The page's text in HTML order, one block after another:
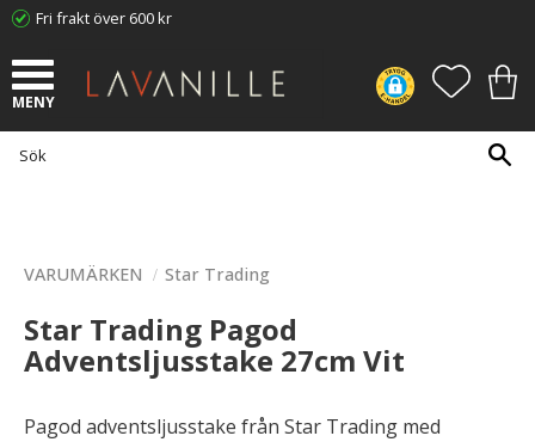
Fri frakt över 600 kr
VARUMÄRKEN Star Trading
Star Trading Pagod
Adventsljusstake 27cm Vit
Pagod adventsljusstake från Star Trading med